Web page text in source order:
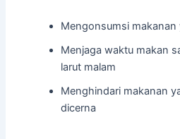
Mengonsumsi
Menjaga waktu makan
larut malam
Menghindari makanan
dicerna